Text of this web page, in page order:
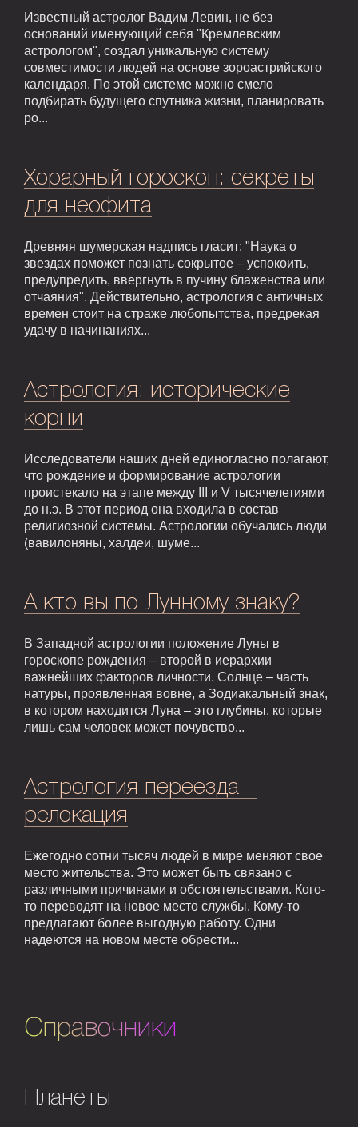
Известный астролог Вадим Левин, не без
оснований именующий себя "Кремлевским
астрологом", создал уникальную систему
совместимости людей на основе зороастрийского
календаря. По этой системе можно смело
подбирать будущего спутника жизни, планировать
ро...
Хорарный гороскоп: секреты
для неофита
Древняя шумерская надпись гласит: "Наука о
звездах поможет познать сокрытое – успокоить,
предупредить, ввергнуть в пучину блаженства или
отчаяния". Действительно, астрология с античных
времен стоит на страже любопытства, предрекая
удачу в начинаниях...
Астрология: исторические
корни
Исследователи наших дней единогласно полагают,
что рождение и формирование астрологии
проистекало на этапе между III и V тысячелетиями
до н.э. В этот период она входила в состав
религиозной системы. Астрологии обучались люди
(вавилоняны, халдеи, шуме...
А кто вы по Лунному знаку?
В Западной астрологии положение Луны в
гороскопе рождения – второй в иерархии
важнейших факторов личности. Солнце – часть
натуры, проявленная вовне, а Зодиакальный знак,
в котором находится Луна – это глубины, которые
лишь сам человек может почувство...
Астрология переезда –
релокация
Ежегодно сотни тысяч людей в мире меняют свое
место жительства. Это может быть связано с
различными причинами и обстоятельствами. Кого-
то переводят на новое место службы. Кому-то
предлагают более выгодную работу. Одни
надеются на новом месте обрести...
Справочники
Планеты